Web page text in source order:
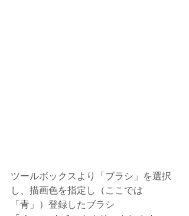
ツールボックスより「ブラシ」を選択
し、描画色を指定し（ここでは
「青」）登録したブラシ